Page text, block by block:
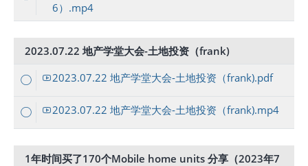
6）.mp4
2023.07.22 地产学堂大会-土地投资（frank)
2023.07.22 地产学堂大会-土地投资（frank).pdf
2023.07.22 地产学堂大会-土地投资（frank).mp4
1年时间买了170个Mobile home units 分享（2023年7